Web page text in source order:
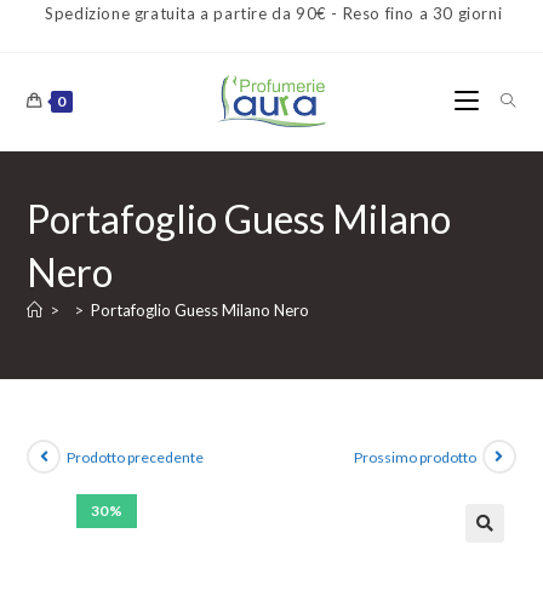
Spedizione gratuita a partire da 90€ - Reso fino a 30 giorni
0
Portafoglio Guess Milano
Nero
> > Portafoglio Guess Milano Nero
30%
Prodotto precedente Prossimo prodotto